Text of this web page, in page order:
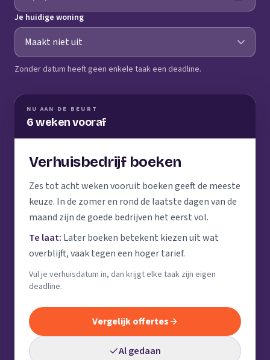
Je huidige woning
Zonder datum heeft geen enkele taak een deadline.
NU AAN DE BEURT
6 weken vooraf
Verhuisbedrijf boeken
Zes tot acht weken vooruit boeken geeft de meeste
keuze. In de zomer en rond de laatste dagen van de
maand zijn de goede bedrijven het eerst vol.
Te laat: Later boeken betekent kiezen uit wat
overblijft, vaak tegen een hoger tarief.
Vul je verhuisdatum in, dan krijgt elke taak zijn eigen
deadline.
Vergelijk offertes
Al gedaan